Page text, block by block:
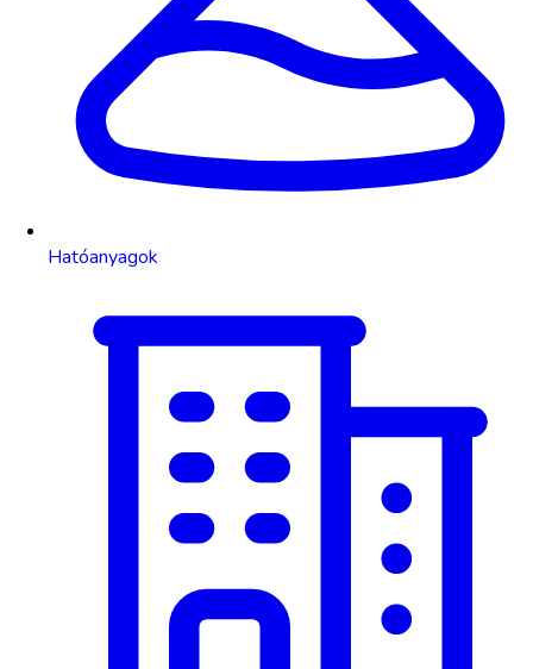
Hatóanyagok